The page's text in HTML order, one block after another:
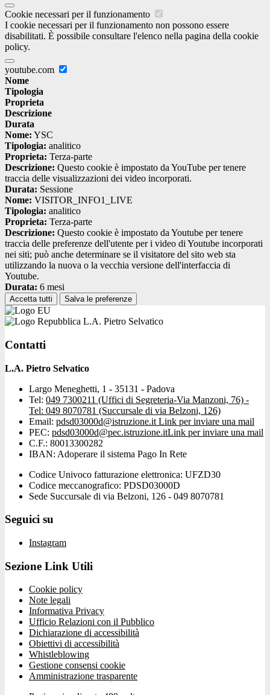
Cookie necessari per il funzionamento
I cookie necessari per il funzionamento non possono essere
disabilitati. È possibile consultare l'elenco nella pagina della cookie
policy.
youtube.com
Nome
Tipologia
Proprieta
Descrizione
Durata
Nome: YSC
Tipologia: analitico
Proprieta: Terza-parte
Descrizione: Questo cookie è impostato da YouTube per tenere
traccia delle visualizzazioni dei video incorporati.
Durata: Sessione
Nome: VISITOR_INFO1_LIVE
Tipologia: analitico
Proprieta: Terza-parte
Descrizione: Questo cookie è impostato da Youtube per tenere
traccia delle preferenze dell'utente per i video di Youtube incorporati
nei siti; può anche determinare se il visitatore del sito web sta
utilizzando la nuova o la vecchia versione dell'interfaccia di
Youtube.
Durata: 6 mesi
Accetta tutti Salva le preferenze
L.A. Pietro Selvatico
Contatti
L.A. Pietro Selvatico
Largo Meneghetti, 1 - 35131 - Padova
Tel: 049 7300211 (Uffici di Segreteria-Via Manzoni, 76) -
Tel: 049 8070781 (Succursale di via Belzoni, 126)
Email: pdsd03000d@istruzione.it Link per inviare una mail
PEC: pdsd03000d@pec.istruzione.itLink per inviare una mail
C.F.: 80013300282
IBAN: Adoperare il sistema Pago In Rete
Codice Univoco fatturazione elettronica: UFZD30
Codice meccanografico: PDSD03000D
Sede Succursale di via Belzoni, 126 - 049 8070781
Seguici su
Instagram
Sezione Link Utili
Cookie policy
Note legali
Informativa Privacy
Ufficio Relazioni con il Pubblico
Dichiarazione di accessibilità
Obiettivi di accessibilità
Whistleblowing
Gestione consensi cookie
Amministrazione trasparente